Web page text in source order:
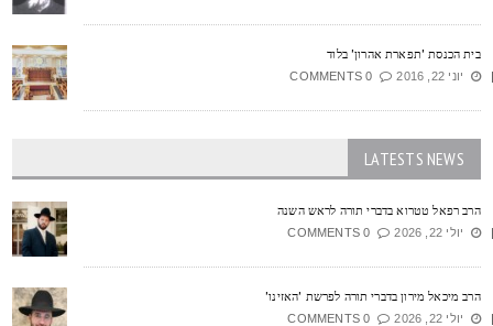
הכנסת 'תפארת אהרון' בלוד
יוני 22, 2016 0 COMMENTS
LATESTS NEWS
רפאל טטרוא בדברי תורה לראש השנה
יולי 22, 2026 0 COMMENTS
מיכאל מירון בדברי תורה לפרשת 'האזינו'
יולי 22, 2026 0 COMMENTS